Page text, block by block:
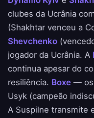
clubes da Ucrânia
(Shakhtar venceu a
Shevchenko
jogador da Ucrânia. A
continua apesar do
resiliência. Boxe — os
Usyk (campeão
A Suspilne transmite